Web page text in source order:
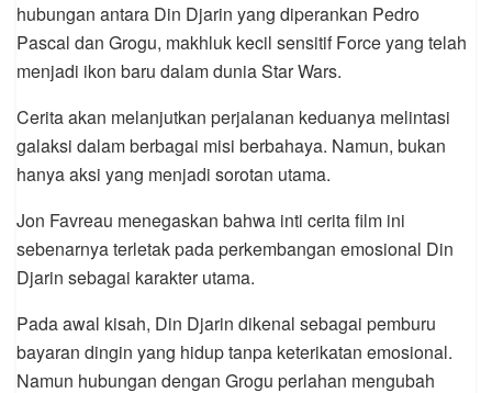
hubungan antara Din Djarin yang diperankan Pedro
Pascal dan Grogu, makhluk kecil sensitif Force yang telah
menjadi ikon baru dalam dunia Star Wars.
Cerita akan melanjutkan perjalanan keduanya melintasi
galaksi dalam berbagai misi berbahaya. Namun, bukan
hanya aksi yang menjadi sorotan utama.
Jon Favreau menegaskan bahwa inti cerita film ini
sebenarnya terletak pada perkembangan emosional Din
Djarin sebagai karakter utama.
Pada awal kisah, Din Djarin dikenal sebagai pemburu
bayaran dingin yang hidup tanpa keterikatan emosional.
Namun hubungan dengan Grogu perlahan mengubah